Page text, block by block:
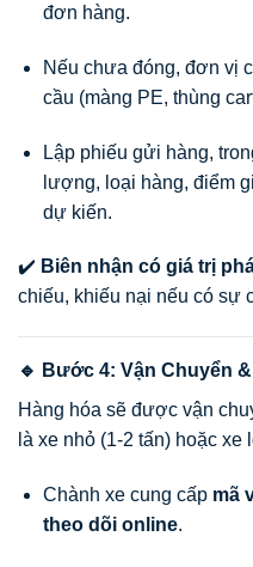
đơn hàng.
Nếu chưa đóng, đơn vị
cầu (màng PE, thùng
Lập phiếu gửi hàng,
lượng, loại hàng, điểm
dự kiến.
✔️ Biên nhận có giá trị
chiếu, khiếu nại nếu có sự
🔹 Bước 4: Vận Chuyển
Hàng hóa sẽ được vận
là xe nhỏ (1-2 tấn) hoặc
Chành xe cung cấp mã
theo dõi online.